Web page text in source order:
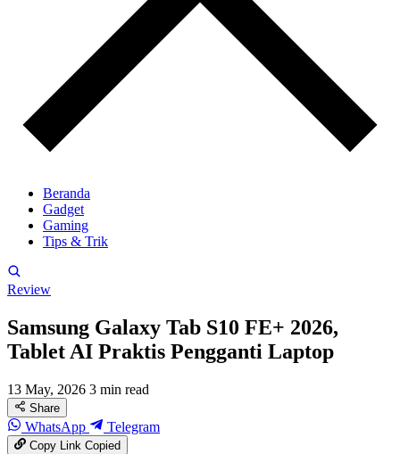
Beranda
Gadget
Gaming
Tips & Trik
Review
Samsung Galaxy Tab S10 FE+ 2026,
Tablet AI Praktis Pengganti Laptop
13 May, 2026 3 min read
Share
WhatsApp Telegram
Copy LinkCopied